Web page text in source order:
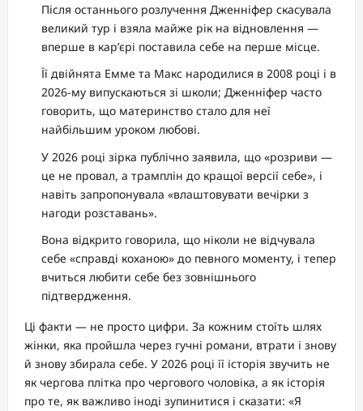
Після останнього розлучення Дженніфер скасувала
великий тур і взяла майже рік на відновлення —
вперше в кар’єрі поставила себе на перше місце.
Її двійнята Емме та Макс народилися в 2008 році і в
2026-му випускаються зі школи; Дженніфер часто
говорить, що материнство стало для неї
найбільшим уроком любові.
У 2026 році зірка публічно заявила, що «розриви —
це не провал, а трамплін до кращої версії себе», і
навіть запропонувала «влаштовувати вечірки з
нагоди розставань».
Вона відкрито говорила, що ніколи не відчувала
себе «справді коханою» до певного моменту, і тепер
вчиться любити себе без зовнішнього
підтвердження.
Ці факти — не просто цифри. За кожним стоїть шлях
жінки, яка пройшла через гучні романи, втрати і знову
й знову збирала себе. У 2026 році її історія звучить не
як чергова плітка про чергового чоловіка, а як історія
про те, як важливо іноді зупинитися і сказати: «Я